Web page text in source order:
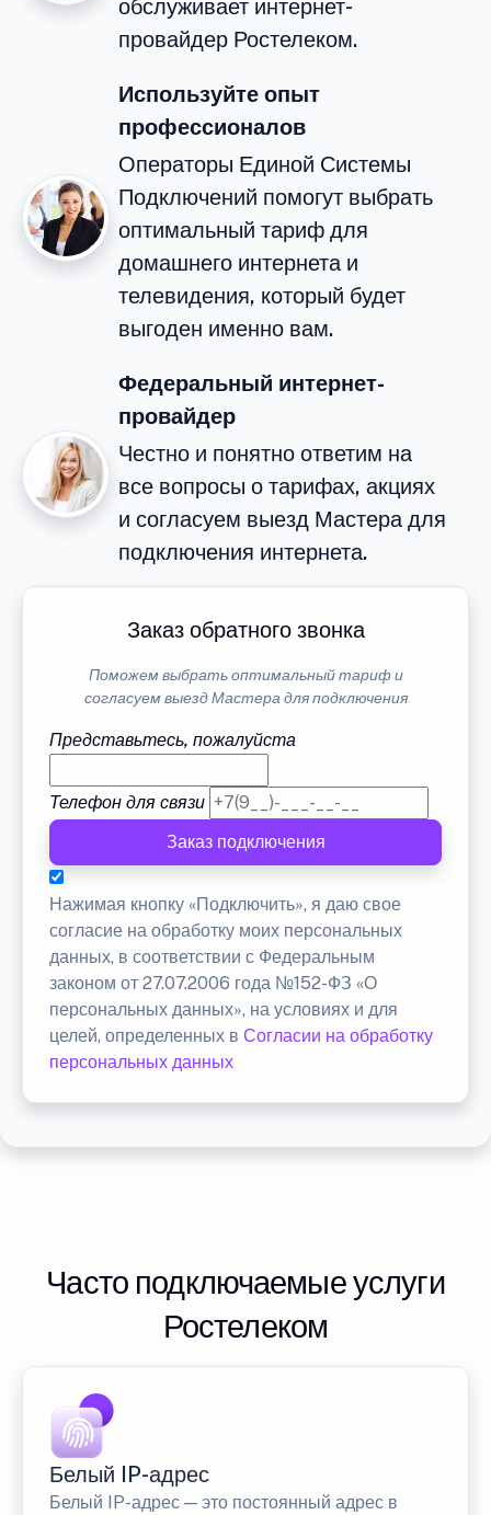
обслуживает интернет-
провайдер Ростелеком.
Используйте опыт
профессионалов
Операторы Единой Системы
Подключений помогут выбрать
оптимальный тариф для
домашнего интернета и
телевидения, который будет
выгоден именно вам.
Федеральный интернет-
провайдер
Честно и понятно ответим на
все вопросы о тарифах, акциях
и согласуем выезд Мастера для
подключения интернета.
Заказ обратного звонка
Поможем выбрать оптимальный тариф и
согласуем выезд Мастера для подключения
Представьтесь, пожалуйста
Телефон для связи
Заказ подключения
Нажимая кнопку «Подключить», я даю свое
согласие на обработку моих персональных
данных, в соответствии с Федеральным
законом от 27.07.2006 года №152-ФЗ «О
персональных данных», на условиях и для
целей, определенных в Согласии на обработку
персональных данных
Часто подключаемые услуги
Ростелеком
Белый IP-адрес
Белый IP-адрес — это постоянный адрес в